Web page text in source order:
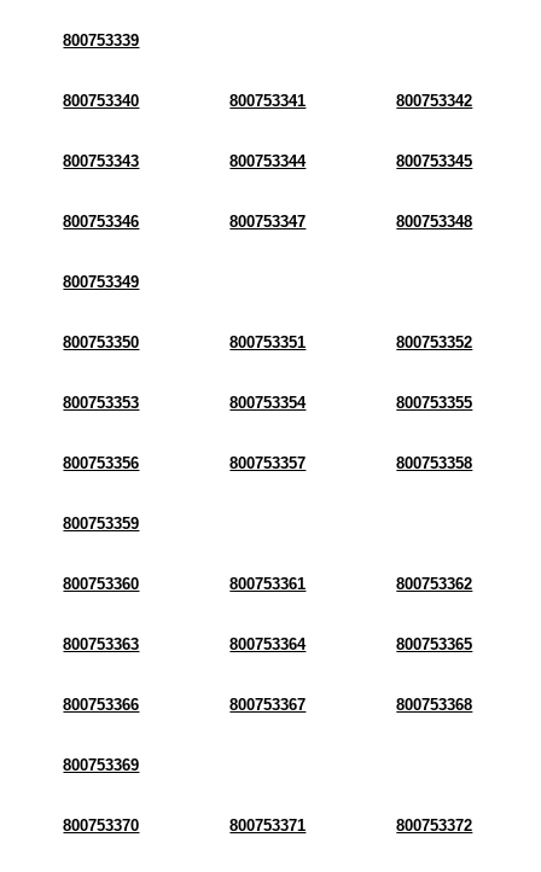
800753339
800753340 800753341 800753342
800753343 800753344 800753345
800753346 800753347 800753348
800753349
800753350 800753351 800753352
800753353 800753354 800753355
800753356 800753357 800753358
800753359
800753360 800753361 800753362
800753363 800753364 800753365
800753366 800753367 800753368
800753369
800753370 800753371 800753372